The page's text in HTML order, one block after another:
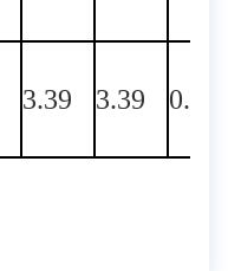
3.39 3.39 0.00